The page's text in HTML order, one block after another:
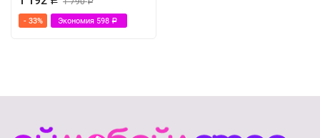
Р
- 33% Экономия 598 Р